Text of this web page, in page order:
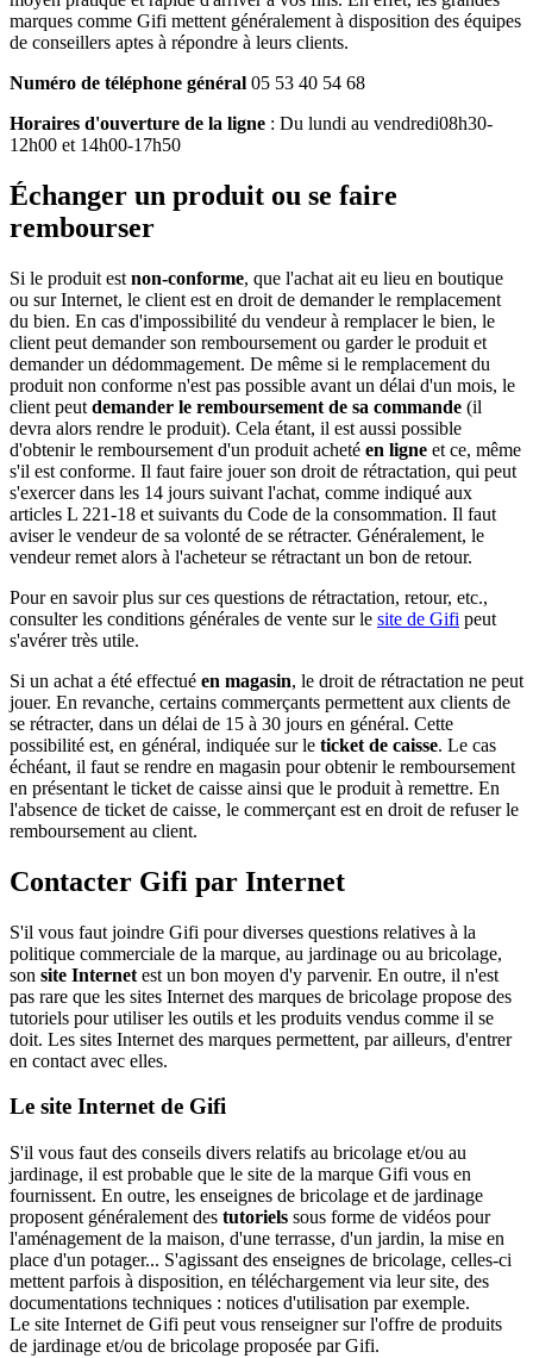
marques comme Gifi mettent généralement à disposition des équipes
de conseillers aptes à répondre à leurs clients.
Numéro de téléphone général 05 53 40 54 68
Horaires d'ouverture de la ligne : Du lundi au vendredi08h30-
12h00 et 14h00-17h50
Échanger un produit ou se faire
rembourser
Si le produit est non-conforme, que l'achat ait eu lieu en boutique
ou sur Internet, le client est en droit de demander le remplacement
du bien. En cas d'impossibilité du vendeur à remplacer le bien, le
client peut demander son remboursement ou garder le produit et
demander un dédommagement. De même si le remplacement du
produit non conforme n'est pas possible avant un délai d'un mois, le
client peut demander le remboursement de sa commande (il
devra alors rendre le produit). Cela étant, il est aussi possible
d'obtenir le remboursement d'un produit acheté en ligne et ce, même
s'il est conforme. Il faut faire jouer son droit de rétractation, qui peut
s'exercer dans les 14 jours suivant l'achat, comme indiqué aux
articles L 221-18 et suivants du Code de la consommation. Il faut
aviser le vendeur de sa volonté de se rétracter. Généralement, le
vendeur remet alors à l'acheteur se rétractant un bon de retour.
Pour en savoir plus sur ces questions de rétractation, retour, etc.,
consulter les conditions générales de vente sur le site de Gifi peut
s'avérer très utile.
Si un achat a été effectué en magasin, le droit de rétractation ne peut
jouer. En revanche, certains commerçants permettent aux clients de
se rétracter, dans un délai de 15 à 30 jours en général. Cette
possibilité est, en général, indiquée sur le ticket de caisse. Le cas
échéant, il faut se rendre en magasin pour obtenir le remboursement
en présentant le ticket de caisse ainsi que le produit à remettre. En
l'absence de ticket de caisse, le commerçant est en droit de refuser le
remboursement au client.
Contacter Gifi par Internet
S'il vous faut joindre Gifi pour diverses questions relatives à la
politique commerciale de la marque, au jardinage ou au bricolage,
son site Internet est un bon moyen d'y parvenir. En outre, il n'est
pas rare que les sites Internet des marques de bricolage propose des
tutoriels pour utiliser les outils et les produits vendus comme il se
doit. Les sites Internet des marques permettent, par ailleurs, d'entrer
en contact avec elles.
Le site Internet de Gifi
S'il vous faut des conseils divers relatifs au bricolage et/ou au
jardinage, il est probable que le site de la marque Gifi vous en
fournissent. En outre, les enseignes de bricolage et de jardinage
proposent généralement des tutoriels sous forme de vidéos pour
l'aménagement de la maison, d'une terrasse, d'un jardin, la mise en
place d'un potager... S'agissant des enseignes de bricolage, celles-ci
mettent parfois à disposition, en téléchargement via leur site, des
documentations techniques : notices d'utilisation par exemple.
Le site Internet de Gifi peut vous renseigner sur l'offre de produits
de jardinage et/ou de bricolage proposée par Gifi.